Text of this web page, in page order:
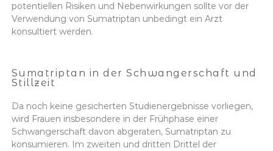
potentiellen Risiken und Nebenwirkungen sollte vor der
Verwendung von Sumatriptan unbedingt ein Arzt
konsultiert werden.
Sumatriptan in der Schwangerschaft und
Stillzeit
Da noch keine gesicherten Studienergebnisse vorliegen,
wird Frauen insbesondere in der Frühphase einer
Schwangerschaft davon abgeraten, Sumatriptan zu
konsumieren. Im zweiten und dritten Drittel der